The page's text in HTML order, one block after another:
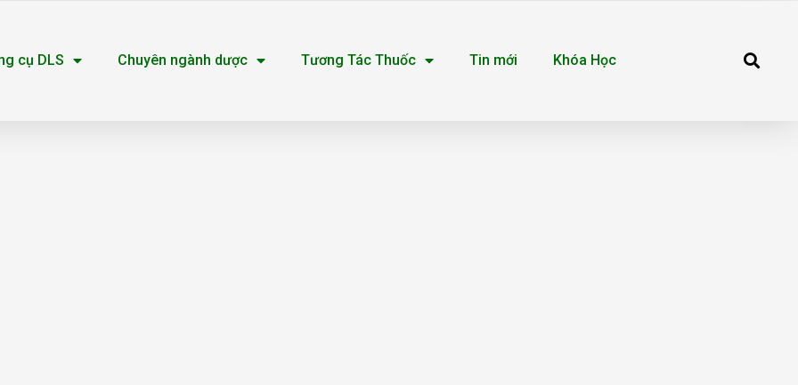
cụ DLS Chuyên ngành dược Tương Tác Thuốc Tin mới Khóa Học